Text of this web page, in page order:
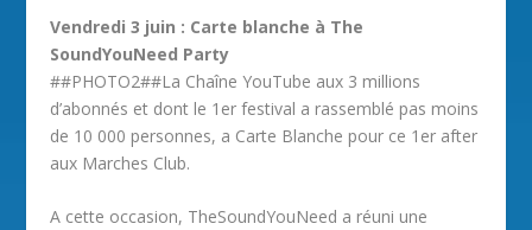
Vendredi 3 juin : Carte blanche à The
SoundYouNeed Party
##PHOTO2##La Chaîne YouTube aux 3 millions
d’abonnés et dont le 1er festival a rassemblé pas moins
de 10 000 personnes, a Carte Blanche pour ce 1er after
aux Marches Club.
A cette occasion, TheSoundYouNeed a réuni une